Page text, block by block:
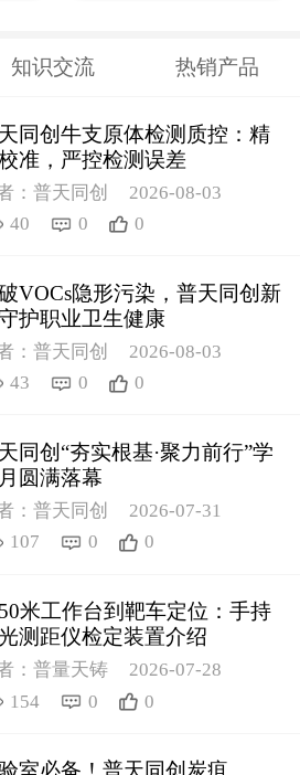
知识交流 热销产品
同创牛支原体检测质控：精
准，严控检测误差
：普天同创
2026-08-03
40
0 0
VOCs隐形污染，普天同创新
护职业卫生健康
：普天同创
2026-08-03
43
0 0
同创“夯实根基·聚力前行”学
圆满落幕
：普天同创
2026-07-31
107
0 0
米工作台到靶车定位：手持
测距仪检定装置介绍
：普量天铸
2026-07-28
154
0 0